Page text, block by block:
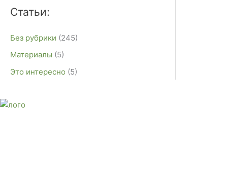
Статьи:
Без рубрики (245)
Материалы (5)
Это интересно (5)